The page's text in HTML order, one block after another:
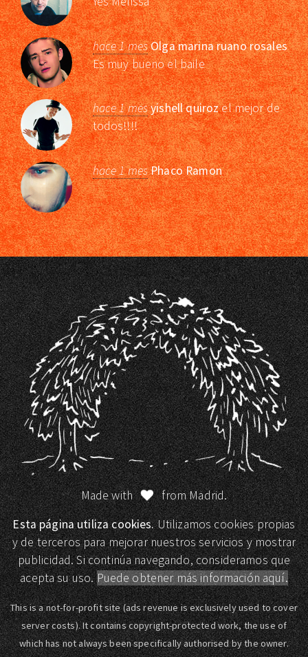
hace 1 mesOlga marina ruano rosales
Es muy bueno el baile
hace 1 mesyishell quirozel mejor de
todos!!!!
hace 1 mesPhaco Ramon
Made with
from Madrid.
Esta página utiliza cookies.Utilizamos cookies propias
y de terceros para mejorar nuestros servicios y mostrar
publicidad. Si continúa navegando, consideramos que
acepta su uso.Puede obtener más información aquí.
This is a not-for-profit site (ads revenue is exclusively used to cover
server costs). It contains copyright-protected work, the use of
which has not always been specifically authorised by the owner.